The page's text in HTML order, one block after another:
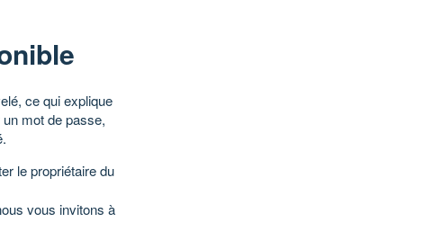
ce qui explique
mot de passe,
le propriétaire du
vous invitons à